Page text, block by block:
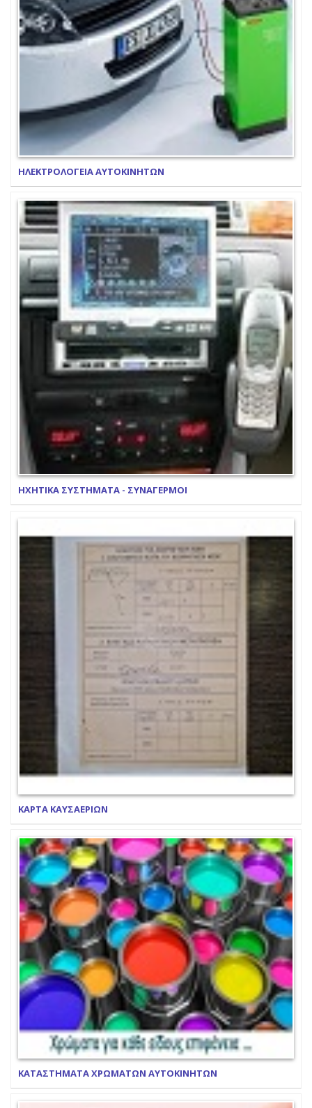
ΗΛΕΚΤΡΟΛΟΓΕΙΑ ΑΥΤΟΚΙΝΗΤΩΝ
ΗΧΗΤΙΚΑ ΣΥΣΤΗΜΑΤΑ - ΣΥΝΑΓΕΡΜΟΙ
ΚΑΡΤΑ ΚΑΥΣΑΕΡΙΩΝ
ΚΑΤΑΣΤΗΜΑΤΑ ΧΡΩΜΑΤΩΝ ΑΥΤΟΚΙΝΗΤΩΝ